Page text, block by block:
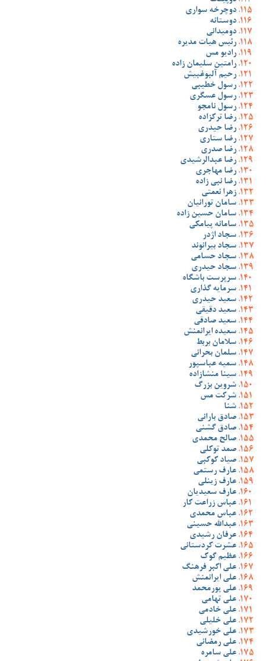
دوچرخه سواری
دوستانه
دومیدانی
رئیس هیات مدیره
رادیو مس
رامتین سلیمان زاده
رحیم آلبوغبیش
رسول خطیبی
رسول عسگری
رسول نامجو
رضا ترکزاده
رضا حیدری
رضا ستاری
رضا صدری
رضا عبدالرشیدی
رضا مهاجری
رضا نبی زاده
زهرا نعمتی
سامان تورانیان
سامان حسین زاده
سامانه پیامکی
سجاد اژدر
سجاد بیرانوند
سجاد حسامی
سجاد حیدری
سرپرست باشگاه
سرمایه گذاری
سعید حیدری
سعید دقیقی
سعید صادقی
سعیده ایرانمنش
سلامان بربط
سلمان بحرانی
سمیه عباسپور
سینا منشازاده
شروین بزرگ
شرکت مس
شنا
صادق بارانی
صادق گشنی
صالح محمدی
صمد توکلی
صیاد کوکبی
عارف رستمی
عارف زینلی
عارف سعیدیان
عباس زراعت کار
عباس محمدی
عبدالله حسینی
عرفان رشیدی
عشرت کردستانی
عظیم گوک
علی اکبر فرهنگ
علی ایرانمنش
علی پورمحمد
علی تهامی
علی خادمی
علی خلیلی
علی خورشیدی
علی رمضانی
علی سامره